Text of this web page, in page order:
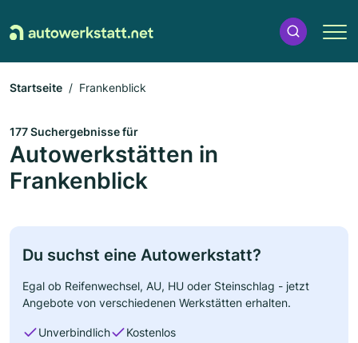
Startseite Frankenblick
177 Suchergebnisse für
Autowerkstätten in
Frankenblick
Du suchst eine Autowerkstatt?
Egal ob Reifenwechsel, AU, HU oder Steinschlag - jetzt
Angebote von verschiedenen Werkstätten erhalten.
Unverbindlich Kostenlos